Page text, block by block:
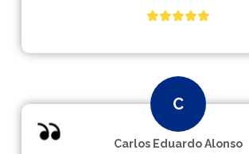
Carlos Eduardo Alonso